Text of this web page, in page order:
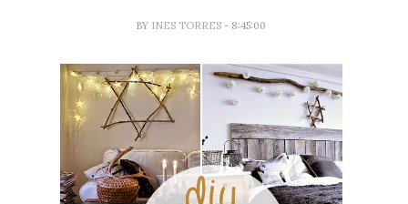
BY INES TORRES - 8:45:00